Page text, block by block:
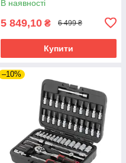
головки: 4-22 мм,
В наявності
5 849,10 ₴ 6 499 ₴
Купити
–10%